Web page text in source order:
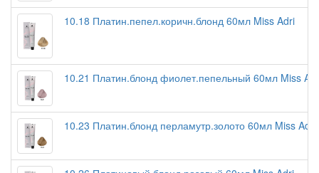
10.18 Платин.пепел.коричн.блонд 60мл Miss Adri
10.21 Платин.блонд фиолет.пепельный 60мл Miss Adr
10.23 Платин.блонд перламутр.золото 60мл Miss Adr